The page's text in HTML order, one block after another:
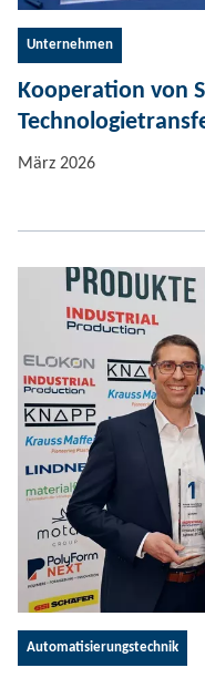
Unternehmen
Kooperation von
März 2026
Automatisierungstechnik